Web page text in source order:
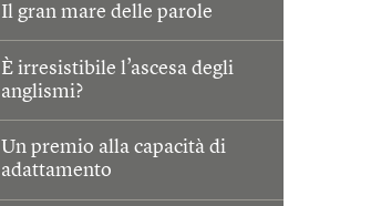
Il gran mare delle parole
È irresistibile l’ascesa degli
anglismi?
Un premio alla capacità di
adattamento